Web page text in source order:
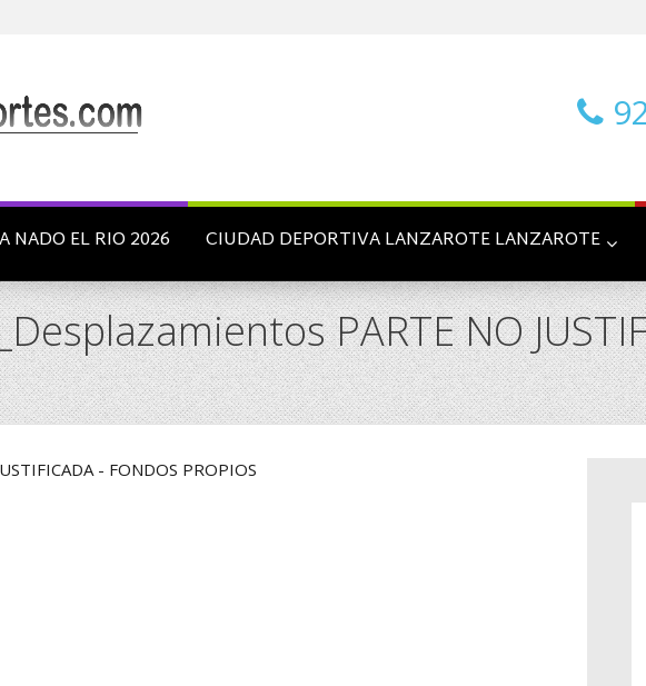
NADO EL RIO 2026 CIUDAD DEPORTIVA LANZAROTE LANZAROTE
PARTE NO
- FONDOS PROPIOS